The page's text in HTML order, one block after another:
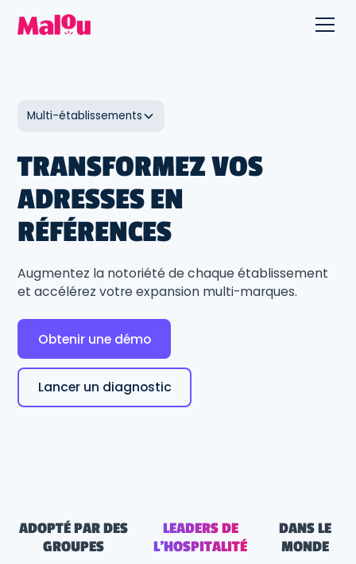
Multi-établissements
TRANSFORMEZ VOS
ADRESSES EN
RÉFÉRENCES
Augmentez la notoriété de chaque établissement
et accélérez votre expansion multi-marques.
Obtenir une démo
Lancer un diagnostic
ADOPTÉ PAR DES
GROUPES
LEADERS DE
L'HOSPITALITÉ
DANS LE
MONDE